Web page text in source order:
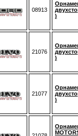
08913
)
21076
)
21077
)